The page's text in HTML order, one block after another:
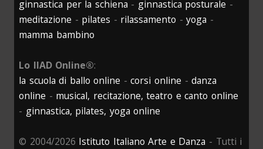
ginnastica per la schiena - ginnastica posturale -
meditazione - pilates - rilassamento -yoga -
mamma bambino
Lo IIAD Online®:
la scuola di ballo online -corsi online -danza
online - musical, recitazione, teatro e canto online
- ginnastica, pilates, yoga online
© 2004/2026 Istituto Italiano Arte e Danza - Tutti i